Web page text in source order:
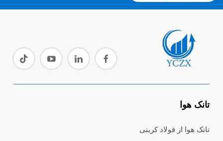
تانک هوا
تانک هوا از فولاد کربنی